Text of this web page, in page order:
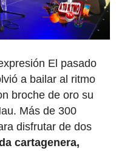
El pasado
a bailar al ritmo
broche de oro su
Más de 300
disfrutar de dos
cartagenera,